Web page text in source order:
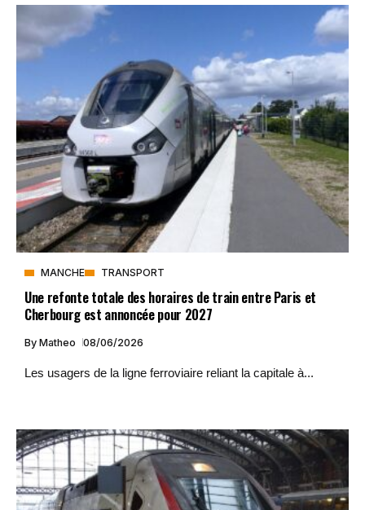
MANCHE TRANSPORT
Une refonte totale des horaires de train entre Paris et
Cherbourg est annoncée pour 2027
By Matheo 08/06/2026
Les usagers de la ligne ferroviaire reliant la capitale à...